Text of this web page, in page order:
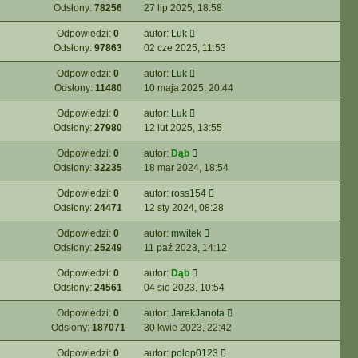
Odsłony: 78256 27 lip 2025, 18:58
Odpowiedzi: 0
Odsłony: 97863
autor: Luk
02 cze 2025, 11:53
Odpowiedzi: 0
Odsłony: 11480
autor: Luk
10 maja 2025, 20:44
Odpowiedzi: 0
Odsłony: 27980
autor: Luk
12 lut 2025, 13:55
Odpowiedzi: 0
Odsłony: 32235
autor: Dąb
18 mar 2024, 18:54
Odpowiedzi: 0
Odsłony: 24471
autor: ross154
12 sty 2024, 08:28
Odpowiedzi: 0
Odsłony: 25249
autor: mwitek
11 paź 2023, 14:12
Odpowiedzi: 0
Odsłony: 24561
autor: Dąb
04 sie 2023, 10:54
Odpowiedzi: 0
Odsłony: 187071
autor: JarekJanota
30 kwie 2023, 22:42
Odpowiedzi: 0 autor: polop0123